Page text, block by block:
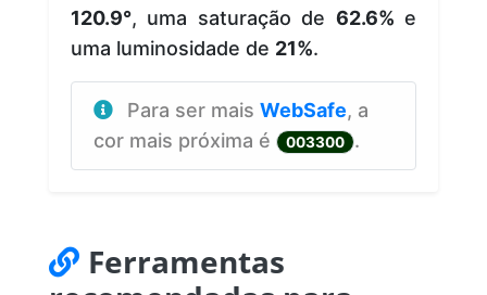
120.9°, uma saturação de 62.6% e
uma luminosidade de 21%.
Para ser mais WebSafe, a
cor mais próxima é
003300 .
Ferramentas